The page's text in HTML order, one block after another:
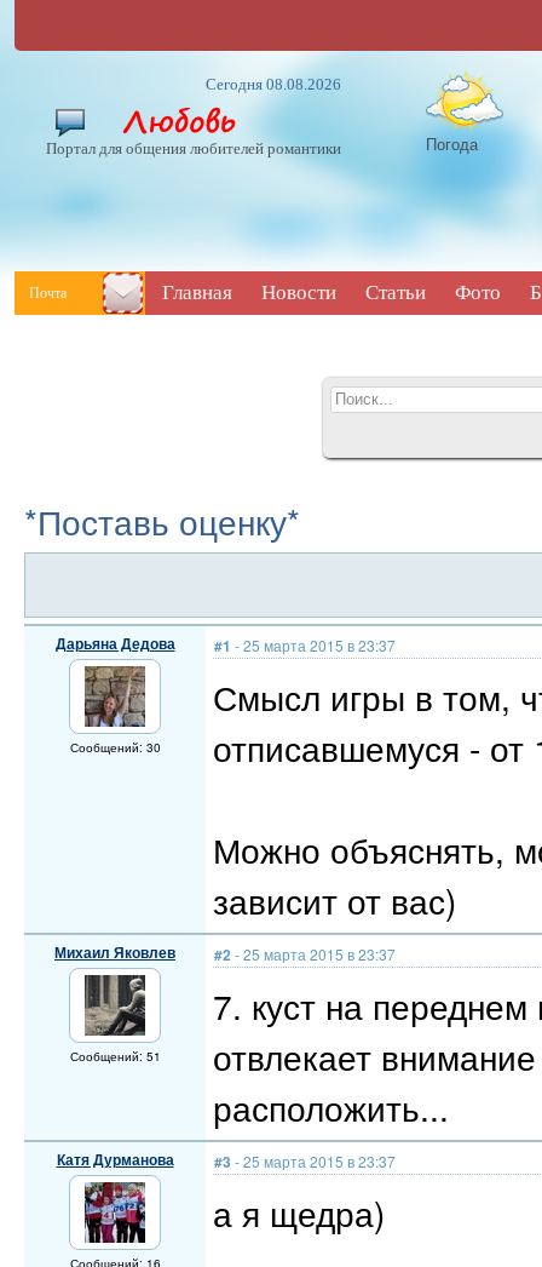
Сегодня 08.08.2026
Портал для общения любителей романтики Погода
Почта Главная Новости Статьи Фото
*Поставь оценку*
Дарьяна Дедова
Сообщений: 30
#1 - 25 марта 2015 в 23:37
Смысл игры в том,
отписавшемуся - от
Можно объяснять,
зависит от вас)
Михаил Яковлев
Сообщений: 51
#2 - 25 марта 2015 в 23:37
7. куст на
отвлекает
расположить...
Катя Дурманова
Сообщений: 16
#3 - 25 марта 2015 в 23:37
а я щедра)